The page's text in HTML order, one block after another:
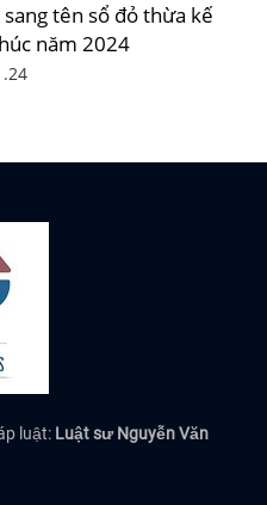
tên sổ đỏ thừa kế
năm 2024
luật: Luật sư Nguyễn Văn